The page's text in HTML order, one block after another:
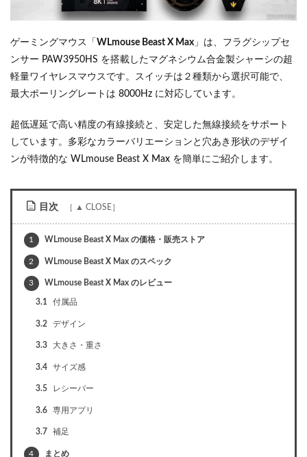
ゲーミングマウス「 WLmouse Beast X Max 」は、フラグシップセ
ンサー PAW3950HS を搭載したマグネシウム合金製シャーシの超
軽量ワイヤレスマウスです。スイッチは２種類から選択可能で、
最大ポーリングレートは 8000Hz に対応しています。
超低遅延で高い精度の有線接続と、安定した無線接続をサポート
しています。多彩なカラーバリエーションと穴あき形状のデザイ
ンが特徴的な WLmouse Beast X Max を簡単にご紹介します。
目次
1 WLmouse Beast X Max の価格・販売ストア
2 WLmouse Beast X Max のスペック
3 WLmouse Beast X Max のレビュー
3.1 付属品
3.2 デザイン
3.3 大きさ・重さ
3.4 サイズ感
3.5 レシーバー
3.6 専用アプリ
3.7 補足
4 まとめ